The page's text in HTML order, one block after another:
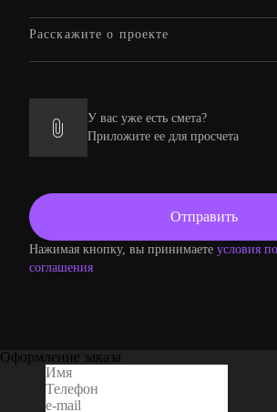
У вас уже есть смета?
Приложите ее для просчета
Нажимая кнопку, вы принимаете условия
соглашения
Оформление заказа